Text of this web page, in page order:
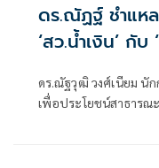
ดร.ณัฏฐ์ ชำแห
‘สว.น้ำเงิน’ กับ
ดร.ณัฐวุฒิ วงศ์เนียม นั
เพื่อประโยชน์สาธารณ